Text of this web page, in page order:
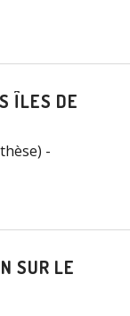
ÎLES DE
-
SUR LE